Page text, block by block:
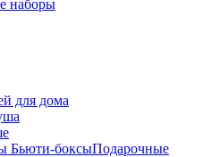
наборы
для дома
Бьюти-боксыПодарочные